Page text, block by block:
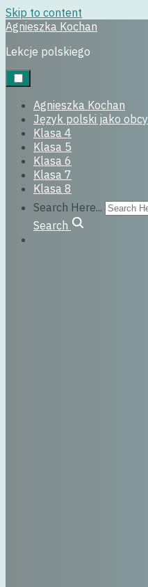
Skip to content
Agnieszka Kochan
Lekcje polskiego
Agnieszka Kochan
Język polski jako obcy
Klasa 4
Klasa 5
Klasa 6
Klasa 7
Klasa 8
Search Here...
Search
klasa5